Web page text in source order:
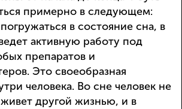
примерно в следующем:
в состояние сна, в
активную работу под
препаратов и
Это своеобразная
человека. Во сне человек не
другой жизнью, и в